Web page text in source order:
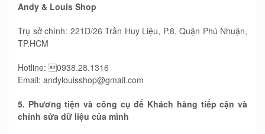
Andy & Louis Shop
Trụ sở chính: 221D/26 Trần Huy Liệu, P.8, Quận Phú Nhuận,
TP.HCM
Hotline: 0938.28.1316
Email: andylouisshop@gmail.com
5. Phương tiện và công cụ để Khách hàng tiếp cận và
chỉnh sửa dữ liệu của mình